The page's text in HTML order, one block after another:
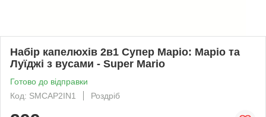
Набір капелюхів 2в1 Супер Маріо: Маріо та
Луїджі з вусами - Super Mario
Готово до відправки
Код: SMCAP2IN1
Роздріб